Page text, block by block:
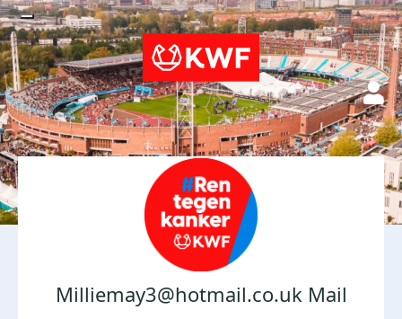
Milliemay3@hotmail.co.uk Mail